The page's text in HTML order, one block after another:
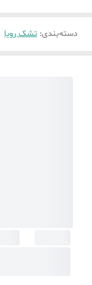
دسته‌بندی: تشک رویا